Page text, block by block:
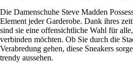
Die Damenschuhe Steve Madden
Element jeder Garderobe. Dank ihres
sind sie eine offensichtliche Wahl für
verbinden möchten. Ob Sie durch die
Verabredung gehen, diese Sneakers
trendy aussehen.